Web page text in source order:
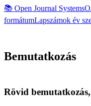
📚 Open Journal Systems
formátumLapszámok év
Bemutatkozás
Rövid